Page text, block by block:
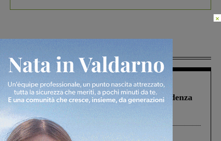
Più lette
Figline Incisa Valdarno 1 Agosto 2026
Piscina di Figline finanziata oltre la scadenza
Pnrr, il gruppo di Fratelli d’Italia: “Un
ringraziamento al Governo”
Cronaca 3 Agosto 2026
×